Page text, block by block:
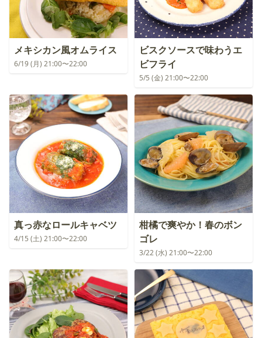
メキシカン風オムライス
6/19 (月) 21:00〜22:00
ビスクソースで味わうエ
ビフライ
5/5 (金) 21:00〜22:00
真っ赤なロールキャベツ
4/15 (土) 21:00〜22:00
柑橘で爽やか！春のボン
ゴレ
3/22 (水) 21:00〜22:00